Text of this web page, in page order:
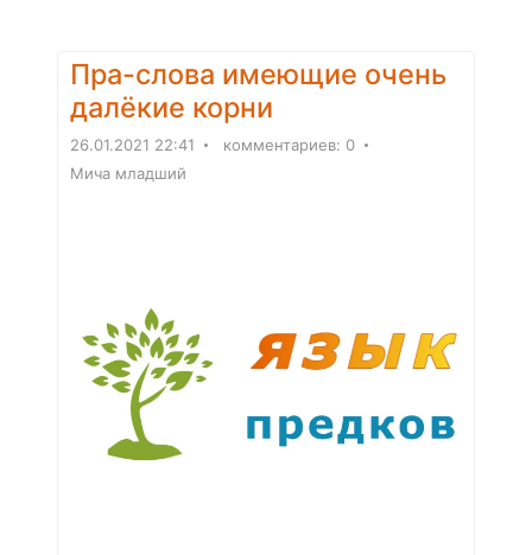
Пра-слова имеющие очень
далёкие корни
26.01.2021 22:41
комментариев: 0
Мича младший